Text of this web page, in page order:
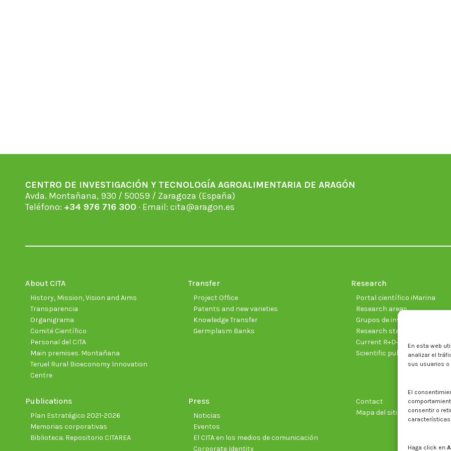
En esta web
analizar el
sus usuarios
El
consentir o
Haga click en
CENTRO DE INVESTIGACIÓN Y TECNOLOGÍA AGROALIMENTARIA DE ARAGÓN
Avda. Montañana, 930 / 50059 / Zaragoza (España)
Teléfono: +34 976 716 300 · Email: cita@aragon.es
About CITA
History, Mission, Vision and Aims
Transparencia
Organigrama
Comité Científico
Personal del CITA
Main premises. Montañana
Teruel Rural Bioeconomy Innovation
Centre
Transfer
Project Office
Patents and new varieties
Knowledge Transfer
Germplasm Banks
Research
Portal científico iMarina
Research areas
Grupos de investigación
Research staff
Current R+D+I projects
Scientific publications
Publications
Plan Estratégico 2021-2026
Memorias corporativas
Biblioteca. Repositorio CITAREA
Press
Noticias
Eventos
El CITA en los medios de comunicación
Corporate Identity
Contact
Mapa del sitio web